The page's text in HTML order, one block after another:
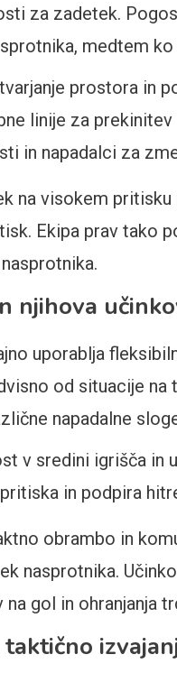
za zadetek.
medtem
prostora in
linije za
in napadalci za
na visokem
Ekipa prav tako
njihova
uporablja
od situacije
napadalne
v sredini igrišča in
in podpira
obrambo in
nasprotnika.
gol in ohranjanja